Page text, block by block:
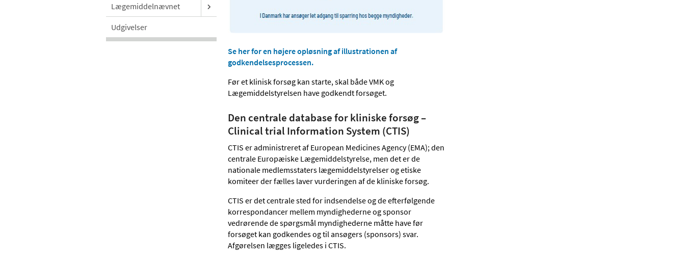
Lægemiddelnævnet
Udgivelser
Se her for en højere opløsning af illustrationen af
godkendelsesprocessen.
Før et klinisk forsøg kan starte, skal både VMK og
Lægemiddelstyrelsen have godkendt forsøget.
Den centrale database for kliniske forsøg –
Clinical trial Information System (CTIS)
CTIS er administreret af European Medicines Agency (EMA); den
centrale Europæiske Lægemiddelstyrelse, men det er de
nationale medlemsstaters lægemiddelstyrelser og etiske
komiteer der fælles laver vurderingen af de kliniske forsøg.
CTIS er det centrale sted for indsendelse og de efterfølgende
korrespondancer mellem myndighederne og sponsor
vedrørende de spørgsmål myndighederne måtte have før
forsøget kan godkendes og til ansøgers (sponsors) svar.
Afgørelsen lægges ligeledes i CTIS.